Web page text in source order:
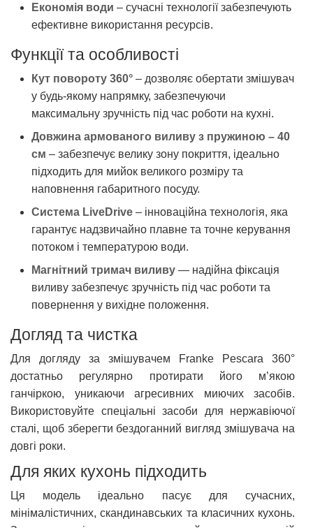
Економія води – сучасні технології забезпечують
ефективне використання ресурсів.
Функції та особливості
Кут повороту 360° – дозволяє обертати змішувач
у будь-якому напрямку, забезпечуючи
максимальну зручність під час роботи на кухні.
Довжина армованого виливу з пружиною – 40
см – забезпечує велику зону покриття, ідеально
підходить для мийок великого розміру та
наповнення габаритного посуду.
Система LiveDrive – інноваційна технологія, яка
гарантує надзвичайно плавне та точне керування
потоком і температурою води.
Магнітний тримач виливу — надійна фіксація
виливу забезпечує зручність під час роботи та
повернення у вихідне положення.
Догляд та чистка
Для догляду за змішувачем Franke Pescara 360°
достатньо регулярно протирати його м’якою
ганчіркою, уникаючи агресивних миючих засобів.
Використовуйте спеціальні засоби для нержавіючої
сталі, щоб зберегти бездоганний вигляд змішувача на
довгі роки.
Для яких кухонь підходить
Ця модель ідеально пасує для сучасних,
мінімалістичних, скандинавських та класичних кухонь.